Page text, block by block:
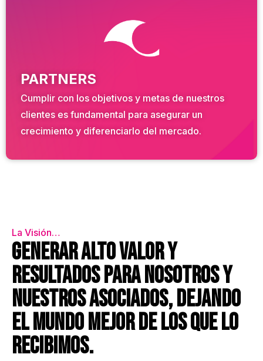
PARTNERS
Cumplir con los objetivos y metas de nuestros
clientes es fundamental para asegurar un
crecimiento y diferenciarlo del mercado.
La Visión…
Generar alto valor y
resultados para nosotros y
nuestros asociados, dejando
el mundo mejor de los que lo
recibimos.